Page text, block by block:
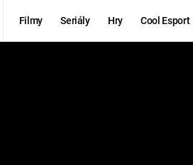
Filmy Seriály Hry Cool Esport